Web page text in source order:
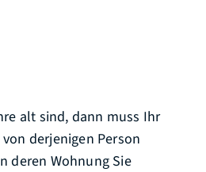
alt sind, dann muss Ihr
derjenigen Person
deren Wohnung Sie